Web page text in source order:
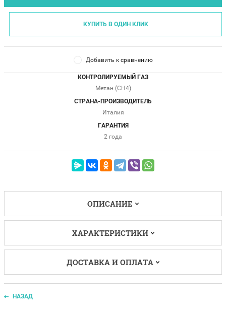
КУПИТЬ В ОДИН КЛИК
Добавить к сравнению
КОНТРОЛИРУЕМЫЙ ГАЗ
Метан (СН4)
СТРАНА-ПРОИЗВОДИТЕЛЬ
Италия
ГАРАНТИЯ
2 года
ОПИСАНИЕ
ХАРАКТЕРИСТИКИ
ДОСТАВКА И ОПЛАТА
НАЗАД